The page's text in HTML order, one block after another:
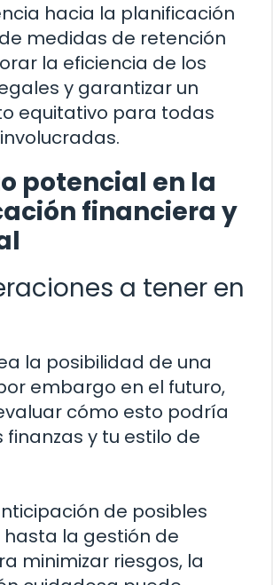
hacia la planificación
medidas de retención
la eficiencia de los
y garantizar un
equitativo para todas
potencial en la
financiera y
a tener en
la posibilidad de una
embargo en el futuro,
cómo esto podría
y tu estilo de
de posibles
la gestión de
minimizar riesgos, la